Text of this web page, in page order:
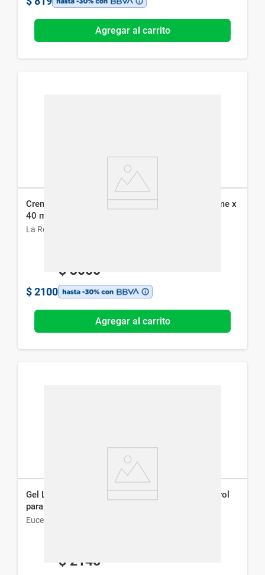
Agregar al carrito
Crema Facial La Roche-Posay Effaclar H Iso-Biome x
40 ml
La Roche-Posay
$ 3000
$ 2100
Agregar al carrito
Gel Limpiador Diario Eucerin Dermopure Oil Control
para Piel Grasa x 400 ml
Eucerin
$ 2145